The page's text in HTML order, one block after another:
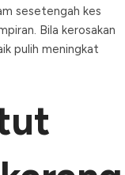
sesetengah kes
Bila kerosakan
pulih meningkat